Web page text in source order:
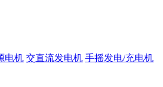
电机 交直流发电机 手摇发电/充电机